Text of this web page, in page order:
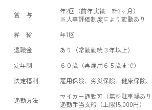
賞 与
年2回（前年実績 計3ヶ月）
※人事評価制度により変動あり
昇 給
年1回
退職金
あり（常勤勤続３年以上）
定年制
６０歳（再雇用６５歳まで）
法定福利
雇用保険、労災保険、健康保険
通勤方法
マイカー通勤可（無料駐車場あり
通勤手当支給（上限15,000円）